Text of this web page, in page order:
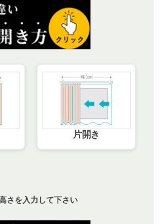
片開き
さを入力して下さい